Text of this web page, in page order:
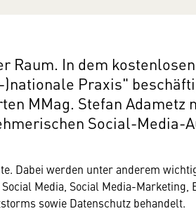
Raum. In dem
Praxis"
MMag. Stefan Adametz
Social-Media-
Dabei werden unter anderem
Media, Social Media-Marketing,
sowie Datenschutz behandelt.